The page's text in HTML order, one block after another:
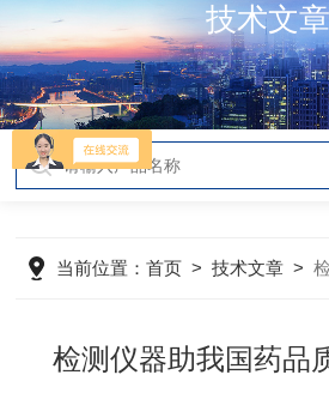
技术文章
当前位置：首页 >技术文章 >检
检测仪器助我国药品